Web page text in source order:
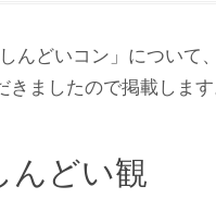
んどいコン」について
ましたので掲載します
んどい観